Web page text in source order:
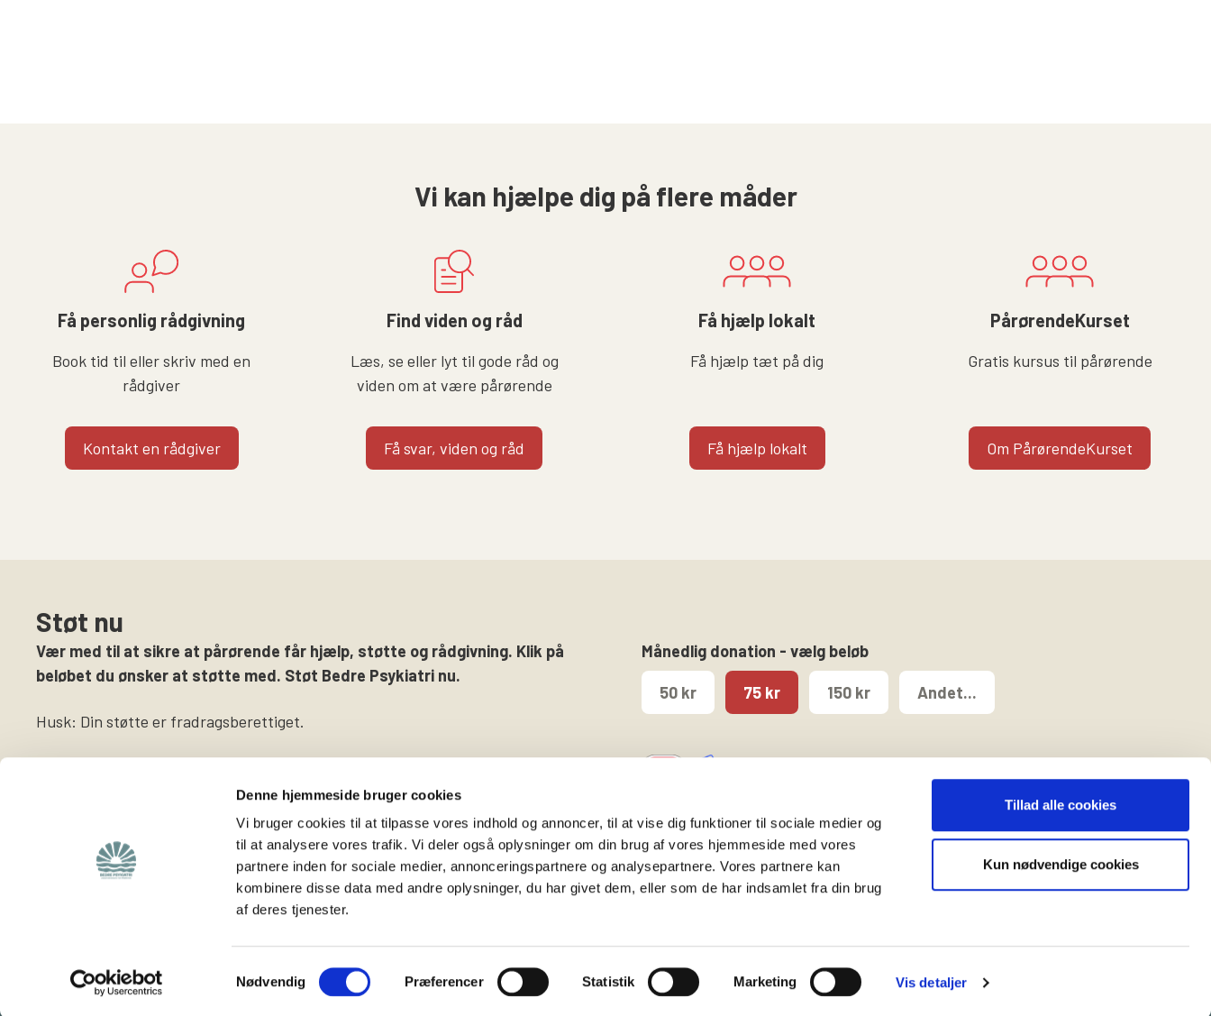
Denne hjemmeside bruger cookies
Vi bruger cookies til at tilpasse vores indhold og annoncer, til at vise dig funktioner til sociale medier og
til at analysere vores trafik. Vi deler også oplysninger om din brug af vores hjemmeside med vores
partnere inden for sociale medier, annonceringspartnere og analysepartnere. Vores partnere kan
kombinere disse data med andre oplysninger, du har givet dem, eller som de har indsamlet fra din brug
af deres tjenester.
Samtykkevalg
Nødvendig Præferencer Statistik Marketing Vis detaljer
Tillad alle cookies
Kun nødvendige cookies
Vi kan hjælpe dig på flere måder
Få personlig rådgivning
Book tid til eller skriv med en
rådgiver
Kontakt en rådgiver
Find viden og råd
Læs, se eller lyt til gode råd og
viden om at være pårørende
Få svar, viden og råd
Få hjælp lokalt
Få hjælp tæt på dig
Få hjælp lokalt
PårørendeKurset
Gratis kursus til pårørende
Om PårørendeKurset
Støt nu
Vær med til at sikre at pårørende får hjælp, støtte og rådgivning. Klik på
beløbet du ønsker at støtte med. Støt Bedre Psykiatri nu.
Husk: Din støtte er fradragsberettiget.
Månedlig donation - vælg beløb
50 kr 75 kr 150 kr Andet...
Hjemmeside for
frivillige
Støt os
Støt foreningen
Bliv medlem
Følg os på
Twitter
Instagram
Kontakt hovedkontoret
1457 København K
T. 53 52 99 00
info@bedrepsykiatri.dk